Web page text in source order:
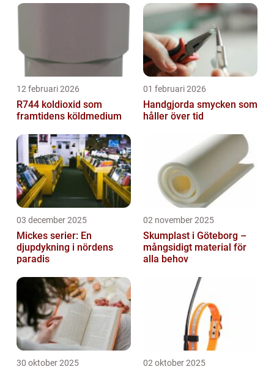
12 februari 2026
R744 koldioxid som
framtidens köldmedium
01 februari 2026
Handgjorda smycken som
håller över tid
03 december 2025
Mickes serier: En
djupdykning i nördens
paradis
02 november 2025
Skumplast i Göteborg –
mångsidigt material för
alla behov
30 oktober 2025 02 oktober 2025